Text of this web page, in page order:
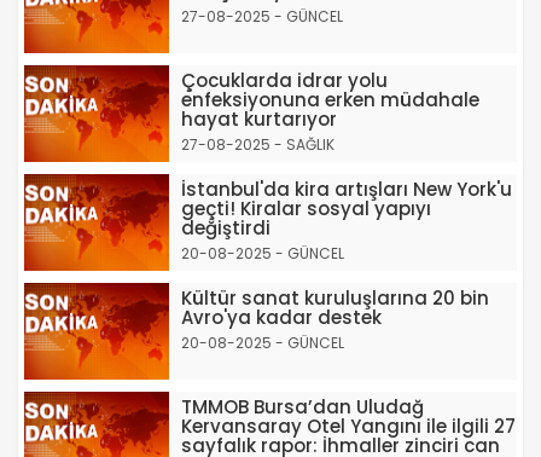
27-08-2025 - GÜNCEL
Çocuklarda idrar yolu
enfeksiyonuna erken müdahale
hayat kurtarıyor
27-08-2025 - SAĞLIK
İstanbul'da kira artışları New York'u
geçti! Kiralar sosyal yapıyı
değiştirdi
20-08-2025 - GÜNCEL
Kültür sanat kuruluşlarına 20 bin
Avro'ya kadar destek
20-08-2025 - GÜNCEL
TMMOB Bursa’dan Uludağ
Kervansaray Otel Yangını ile ilgili 27
sayfalık rapor: İhmaller zinciri can